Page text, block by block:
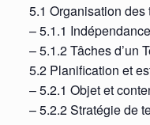
5.1 Organisation des
– 5.1.1
– 5.1.2 Tâches d’un
5.2 Planification et
– 5.2.1 Objet et
– 5.2.2 Stratégie de